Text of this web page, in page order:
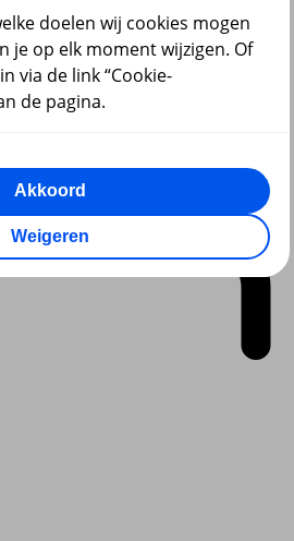
doelen wij cookies mogen
je op elk moment wijzigen. Of
via de link “Cookie-
de pagina.
Akkoord
Weigeren